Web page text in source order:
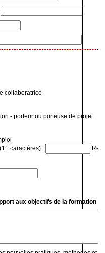
collaboratrice
candidat ou candidate à l’installation - porteur ou porteuse de projet
caractères) :
aux objectifs de la formation ? *